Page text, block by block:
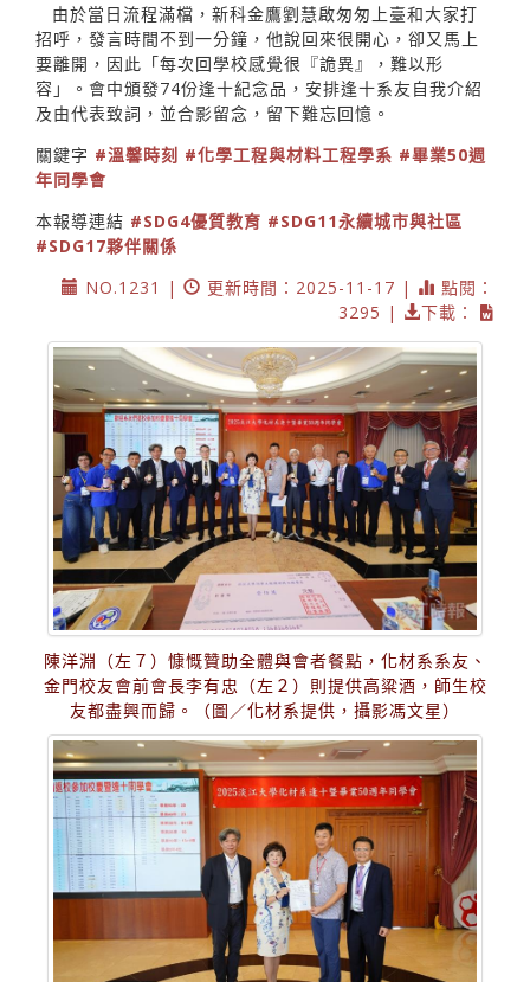
由於當日流程滿檔，新科金鷹劉慧啟匆匆上臺和大家打
招呼，發言時間不到一分鐘，他說回來很開心，卻又馬上
要離開，因此「每次回學校感覺很『詭異』，難以形
容」。會中頒發74份逢十紀念品，安排逢十系友自我介紹
及由代表致詞，並合影留念，留下難忘回憶。
關鍵字 #溫馨時刻 #化學工程與材料工程學系 #畢業50週
年同學會
本報導連結 #SDG4優質教育 #SDG11永續城市與社區
#SDG17夥伴關係
NO.1231 |
更新時間：2025-11-17 |
點閱：
3295 |
下載：
陳洋淵（左７）慷慨贊助全體與會者餐點，化材系系友、
金門校友會前會長李有忠（左２）則提供高粱酒，師生校
友都盡興而歸。（圖／化材系提供，攝影馮文星）